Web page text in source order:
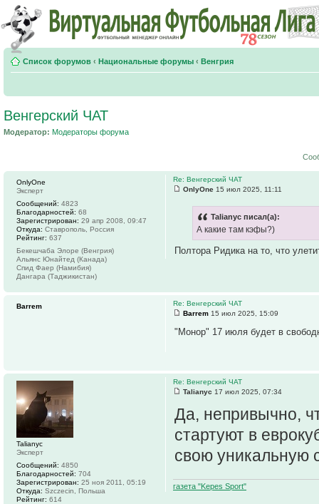
Список форумов ‹ Национальные форумы ‹ Венгрия
Венгерский ЧАТ
Модератор: Модераторы форума
Re: Венгерский ЧАТ
OnlyOne 15 июл 2025, 11:11
Talianyc писал(а):
А какие там кэфы?)
Полтора Ридика на то, что
OnlyOne
Эксперт
Сообщений: 4823
Благодарностей: 68
Зарегистрирован: 29 апр 2008, 09:47
Откуда: Ставрополь, Россия
Рейтинг: 637
Бекешчаба Элоре (Венгрия)
Альянс Юнайтед (Канада)
Спид Фаер (Намибия)
Дангара (Таджикистан)
Re: Венгерский ЧАТ
Barrem 15 июл 2025, 15:09
"Монор" 17 июля будет в
Barrem
Re: Венгерский ЧАТ
Talianyc 17 июл 2025, 07:34
Да, непривычно,
стартуют в
свою уникальную
газета "Kepes Sport"
Talianyc
Эксперт
Сообщений: 4850
Благодарностей: 704
Зарегистрирован: 25 ноя 2011, 05:19
Откуда: Szczecin, Польша
Рейтинг: 614